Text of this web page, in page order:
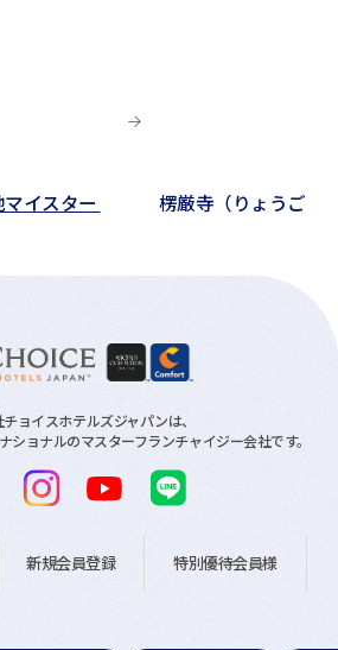
マイスター
楞厳寺（りょうご
ョイスホテルズジャパンは、
ショナルのマスターフランチャイジー会社です。
新規会員登録 特別優待会員様